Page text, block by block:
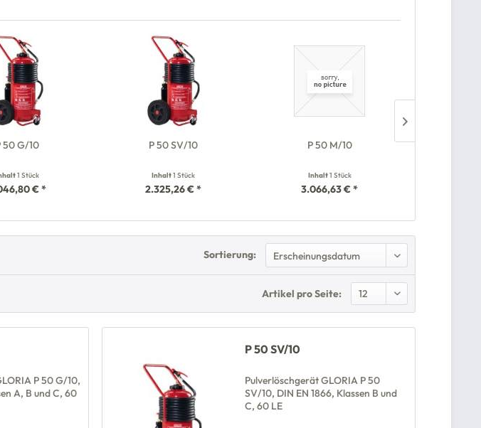
50 G/10
1 Stück
€ *
P 50 SV/10
Inhalt1 Stück
2.325,26 € *
P 50 M/10
Inhalt1 Stück
3.066,63 € *
Sortierung:
Artikel pro Seite:
P 50 G/10,
A, B und C, 60
P 50 SV/10
Pulverlöschgerät GLORIA P 50
SV/10, DIN EN 1866, Klassen B und
C, 60 LE